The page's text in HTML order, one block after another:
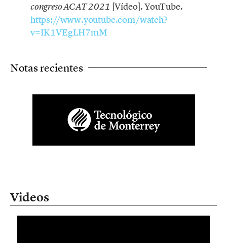
congreso ACAT 2021 [Vídeo]. YouTube.
https://www.youtube.com/watch?
v=IK1VEgLH7mM
Notas recientes
Videos